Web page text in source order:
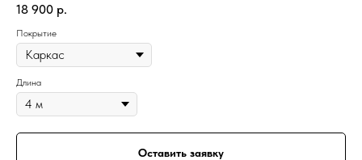
18 900 р.
Покрытие
Длина
Оставить заявку